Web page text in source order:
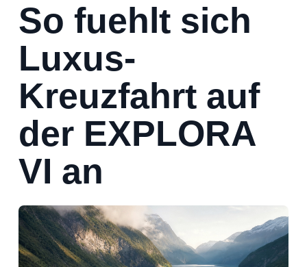
So fuehlt sich
Luxus-
Kreuzfahrt auf
der EXPLORA
VI an